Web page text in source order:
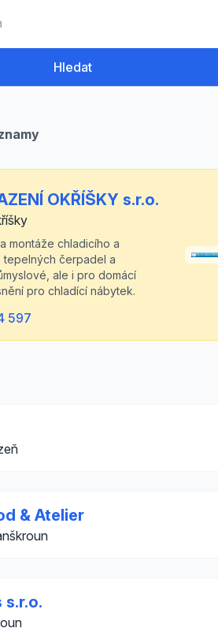
Hledat
OKŘÍŠKY s.r.o.
montáže chladicího a
tepelných čerpadel a
ale i pro domácí
pro chladící nábytek.
597
& Atelier
s.r.o.